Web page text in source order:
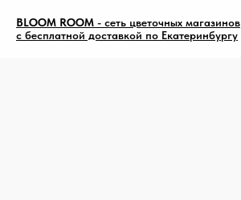
BLOOM ROOM - сеть цветочных магазинов
с бесплатной доставкой по Екатеринбургу